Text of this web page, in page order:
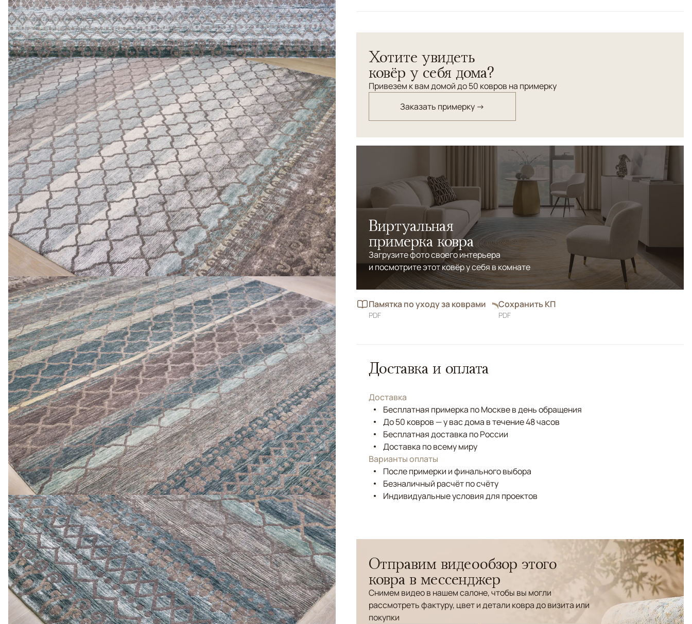
интерьерах, особенно, с этническим уклоном. Он ритмичен, упорядочен и красив
Хотите увидеть
ковёр у себя дома?
Привезем к вам домой до 50 ковров на примерку
Заказать примерку →
Виртуальная
примерка ковра
Загрузите фото своего интерьера
и посмотрите этот ковёр у себя в комнате
Памятка по уходу за коврами
PDF
Сохранить КП
PDF
Доставка и оплата
Доставка
Бесплатная примерка по Москве в день обращения
До 50 ковров — у вас дома в течение 48 часов
Бесплатная доставка по России
Доставка по всему миру
Варианты оплаты
После примерки и финального выбора
Безналичный расчёт по счёту
Индивидуальные условия для проектов
Отправим видеообзор этого
ковра в мессенджер
Снимем видео в нашем салоне, чтобы вы могли
рассмотреть фактуру, цвет и детали ковра до визита или
покупки